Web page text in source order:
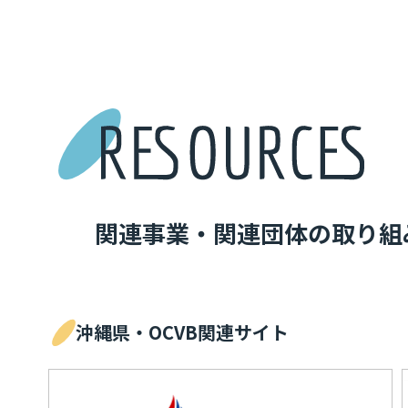
関連事業・関連団体の取り
沖縄県・OCVB関連サイト